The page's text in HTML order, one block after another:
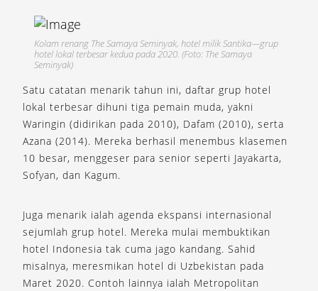
Kolam renang The Samaya Seminyak, hotel milik Santika—grup
hotel lokal terbesar kedua pada 2020. (Foto: The Samaya
Seminyak)
Satu catatan menarik tahun ini, daftar grup hotel
lokal terbesar dihuni tiga pemain muda, yakni
Waringin (didirikan pada 2010), Dafam (2010), serta
Azana (2014). Mereka berhasil menembus klasemen
10 besar, menggeser para senior seperti Jayakarta,
Sofyan, dan Kagum.
Juga menarik ialah agenda ekspansi internasional
sejumlah grup hotel. Mereka mulai membuktikan
hotel Indonesia tak cuma jago kandang. Sahid
misalnya, meresmikan hotel di Uzbekistan pada
Maret 2020. Contoh lainnya ialah Metropolitan